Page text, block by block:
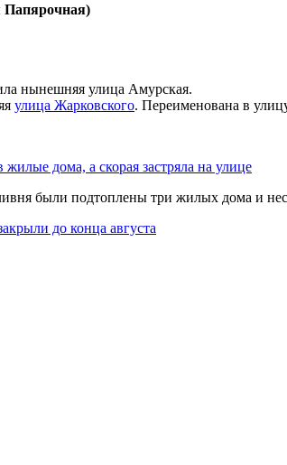
Папярочная)
нынешняя улица Амурская.
улица Жарковского. Переименована в
дома, а скорая застряла на улице
были подтоплены три жилых дома и
до конца августа